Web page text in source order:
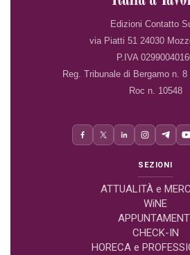
Edizioni Contatto
via Piatti 51 24030
P.IVA
Reg. Tribunale di Bergamo n.
Roc n. 10548
SEZIONI
ATTUALITÀ e
WiNE
CHECK-IN
HORECA e